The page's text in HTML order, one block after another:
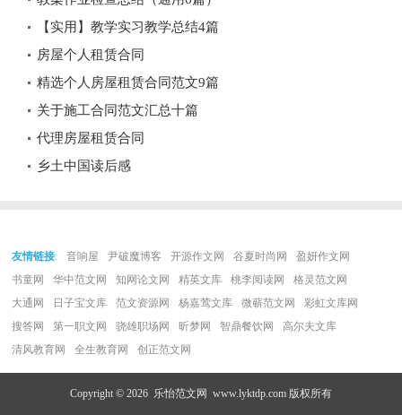
【实用】教学实习教学总结4篇
房屋个人租赁合同
精选个人房屋租赁合同范文9篇
关于施工合同范文汇总十篇
代理房屋租赁合同
乡土中国读后感
友情链接: 音响屋 尹破魔博客 开源作文网 谷夏时尚网
盈妍作文网
书童网
华中范文网 知网论文网 精英文库 桃李阅读网
格灵范文网
大通网
日子宝文库 范文资源网 杨嘉莺文库 微蕲范文网
彩虹文库网
搜答网
第一职文网 骁雄职场网 昕梦网 智鼎餐饮网
高尔夫文库
清风教育网
全生教育网 创正范文网
Copyright © 2026 乐怡范文网 www.lyktdp.com 版权所有